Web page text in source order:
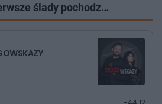
ślady pochodz…